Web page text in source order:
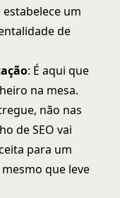
um
de
: É aqui que
na mesa.
não nas
de SEO vai
para um
que leve